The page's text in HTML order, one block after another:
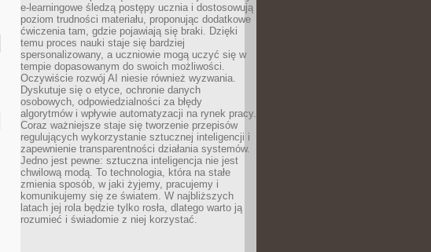
e-learningowe śledzą postępy ucznia i dostosowują
poziom trudności materiału, proponując dodatkowe
ćwiczenia tam, gdzie pojawiają się braki. Dzięki
temu proces nauki staje się bardziej
spersonalizowany, a uczniowie mogą uczyć się w
tempie dopasowanym do swoich możliwości.
Oczywiście rozwój AI niesie również wyzwania.
Dyskutuje się o etyce, ochronie danych
osobowych, odpowiedzialności za błędy
algorytmów i wpływie automatyzacji na rynek pracy.
Coraz ważniejsze staje się tworzenie przepisów
regulujących wykorzystanie sztucznej inteligencji i
zapewnienie transparentności działania systemów.
Jedno jest pewne: sztuczna inteligencja nie jest
chwilową modą. To technologia, która na stałe
zmienia sposób, w jaki żyjemy, pracujemy i
komunikujemy się ze światem. W najbliższych
latach jej rola będzie tylko rosła, dlatego warto ją
rozumieć i świadomie z niej korzystać.